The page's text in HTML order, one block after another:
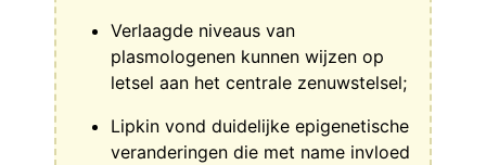
Verlaagde niveaus van
plasmologenen kunnen wijzen op
letsel aan het centrale zenuwstelsel;
Lipkin vond duidelijke epigenetische
veranderingen die met name invloed